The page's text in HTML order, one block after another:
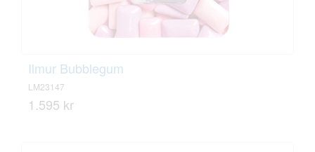
Ilmur Bubblegum
LM23147
1.595 kr